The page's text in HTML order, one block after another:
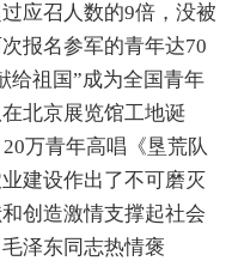
应召人数的9倍，没被
报名参军的青年达70
给祖国”成为全国青年
北京展览馆工地诞
万青年高唱《垦荒队
建设作出了不可磨灭
创造激情支撑起社会
泽东同志热情褒